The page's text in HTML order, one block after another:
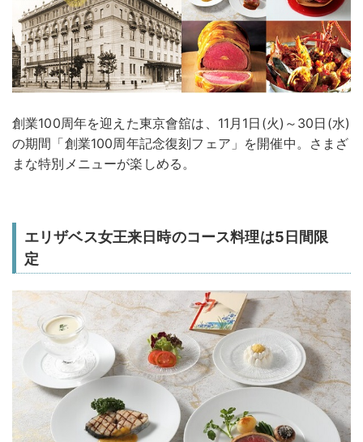
創業100周年を迎えた東京會舘は、11月1日(火)～30日(水)
の期間「創業100周年記念復刻フェア」を開催中。さまざ
まな特別メニューが楽しめる。
エリザベス女王来日時のコース料理は5日間限
定